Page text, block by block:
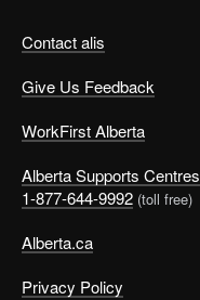
Contact alis
Give Us Feedback
WorkFirst Alberta
Alberta Supports Centres
1-877-644-9992 (toll free)
Alberta.ca
Privacy Policy